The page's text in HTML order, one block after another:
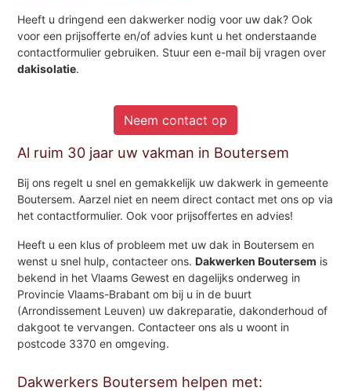
Heeft u dringend een dakwerker nodig voor uw dak? Ook
voor een prijsofferte en/of advies kunt u het onderstaande
contactformulier gebruiken. Stuur een e-mail bij vragen over
dakisolatie.
Neem contact op
Al ruim 30 jaar uw vakman in Boutersem
Bij ons regelt u snel en gemakkelijk uw dakwerk in gemeente
Boutersem. Aarzel niet en neem direct contact met ons op via
het contactformulier. Ook voor prijsoffertes en advies!
Heeft u een klus of probleem met uw dak in Boutersem en
wenst u snel hulp, contacteer ons.Dakwerken Boutersem is
bekend in het Vlaams Gewest en dagelijks onderweg in
Provincie Vlaams-Brabant om bij u in de buurt
(Arrondissement Leuven) uw dakreparatie, dakonderhoud of
dakgoot te vervangen. Contacteer ons als u woont in
postcode 3370 en omgeving.
Dakwerkers Boutersem helpen met: